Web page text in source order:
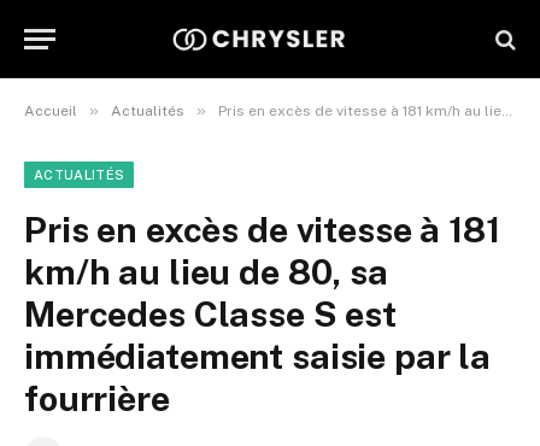
Accueil » Actualités » Pris en excès de vitesse à 181 km/h au lieu de 80, sa Mercedes Classe S est immédiatement saisie par la fourrière
ACTUALITÉS
Pris en excès de vitesse à 181
km/h au lieu de 80, sa
Mercedes Classe S est
immédiatement saisie par la
fourrière